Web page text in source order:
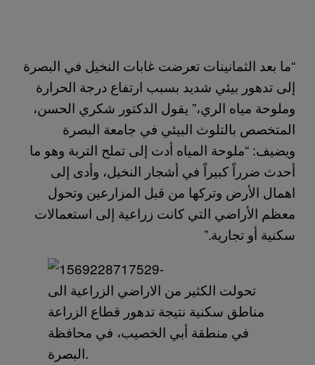
“ما بعد الثمانينات تعرضت غابات النخيل في البصرة
إلى تدهور بيئي شديد بسبب ارتفاع درجة الحرارة
وملوحة مياه الري،” يقول الدكتور شكري الحسن،
المتخصص بالتلوث البيئي في جامعة البصرة
ويضيف: “ملوحة المياه أدت إلى تملح التربة وهو ما
أحدث ضرراً كبيراً في أشجار النخيل، وأدى إلى
اهمال الأرض وتركها من قبل المزارعين وتحول
معظم الأراضي التي كانت زراعية إلى استعمالات
سكنية أو تجارية.”
تحولت الكثير من الاراضي الزراعية الى
مناطق سكنية نتيجة تدهور قطاع الزراعة
في منطقة أبي الخصيب، في محافظة
البصرة.